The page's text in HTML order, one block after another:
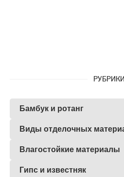
РУБРИКИ
Бамбук и ротанг
Виды отделочных
Влагостойкие материалы
Гипс и известняк